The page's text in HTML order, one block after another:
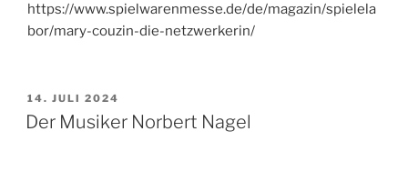
https://www.spielwarenmesse.de/de/magazin/spielela
bor/mary-couzin-die-netzwerkerin/
VERÖFFENTLICHT
AM
14. JULI 2024
Der Musiker Norbert Nagel